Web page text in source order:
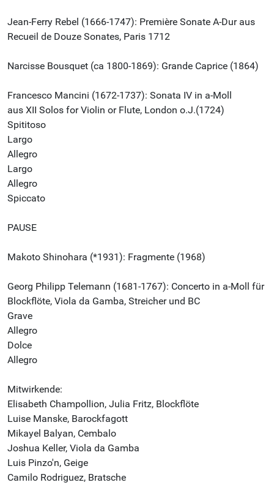
Jean-Ferry Rebel (1666-1747): Première Sonate A-Dur aus
Recueil de Douze Sonates, Paris 1712
Narcisse Bousquet (ca 1800-1869): Grande Caprice (1864)
Francesco Mancini (1672-1737): Sonata IV in a-Moll
aus XII Solos for Violin or Flute, London o.J.(1724)
Spititoso
Largo
Allegro
Largo
Allegro
Spiccato
PAUSE
Makoto Shinohara (*1931): Fragmente (1968)
Georg Philipp Telemann (1681-1767): Concerto in a-Moll für
Blockflöte, Viola da Gamba, Streicher und BC
Grave
Allegro
Dolce
Allegro
Mitwirkende:
Elisabeth Champollion, Julia Fritz, Blockflöte
Luise Manske, Barockfagott
Mikayel Balyan, Cembalo
Joshua Keller, Viola da Gamba
Luis Pinzo'n, Geige
Camilo Rodriguez, Bratsche